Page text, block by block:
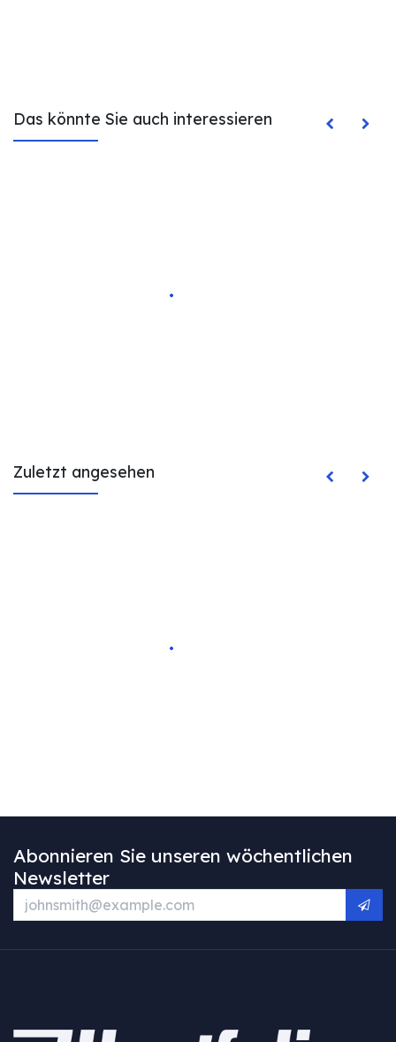
Das könnte Sie auch interessieren
Zuletzt angesehen
Abonnieren Sie unseren wöchentlichen
Newsletter